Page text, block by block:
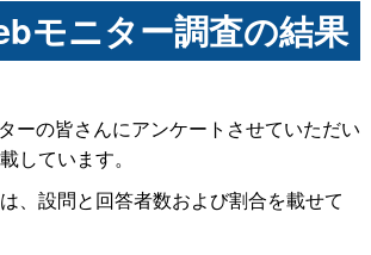
モニター調査の結果
ーの皆さんにアンケートさせていただい
しています。
、設問と回答者数および割合を載せて